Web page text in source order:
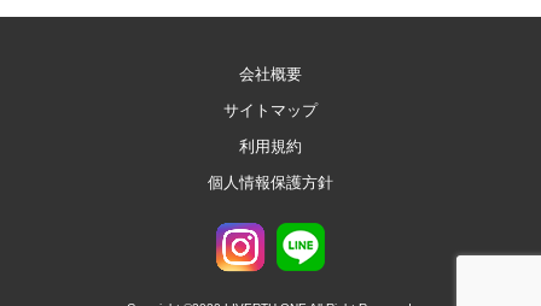
会社概要
サイトマップ
利用規約
個人情報保護方針